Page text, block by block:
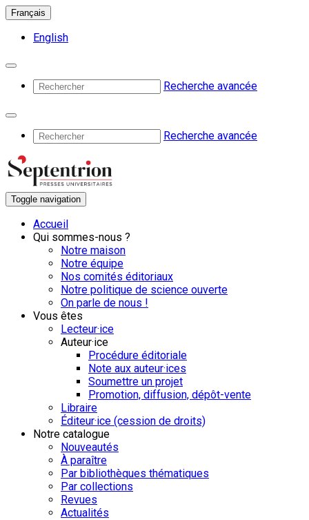
Français
English
Recherche avancée
Recherche avancée
Toggle navigation
Accueil
Qui sommes-nous ?
Notre maison
Notre équipe
Nos comités éditoriaux
Notre politique de science ouverte
On parle de nous !
Vous êtes
Lecteur·ice
Auteur·ice
Procédure éditoriale
Note aux auteur·ices
Soumettre un projet
Promotion, diffusion, dépôt-vente
Libraire
Éditeur·ice (cession de droits)
Notre catalogue
Nouveautés
À paraître
Par bibliothèques thématiques
Par collections
Revues
Actualités